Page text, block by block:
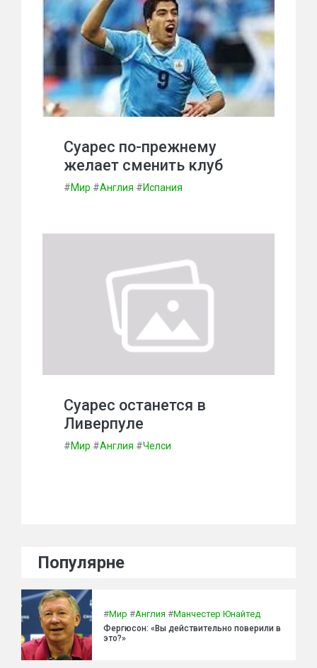
Суарес по-прежнему
желает сменить клуб
#Мир #Англия #Испания
Суарес останется в
Ливерпуле
#Мир #Англия #Челси
Популярне
#Мир #Англия #Манчестер Юнайтед
Фергюсон: «Вы действительно поверили в
это?»